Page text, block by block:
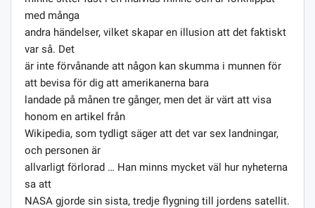
med många
andra händelser, vilket skapar en illusion att det faktiskt
var så. Det
är inte förvånande att någon kan skumma i munnen för
att bevisa för dig att amerikanerna bara
landade på månen tre gånger, men det är värt att visa
honom en artikel från
Wikipedia, som tydligt säger att det var sex landningar,
och personen är
allvarligt förlorad … Han minns mycket väl hur nyheterna
sa att
NASA gjorde sin sista, tredje flygning till jordens satellit.